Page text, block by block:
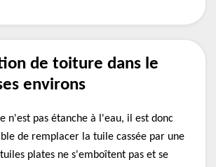
de toiture dans le
environs
n'est pas étanche à l'eau, il est donc
de remplacer la tuile cassée par une
plates ne s'emboîtent pas et se